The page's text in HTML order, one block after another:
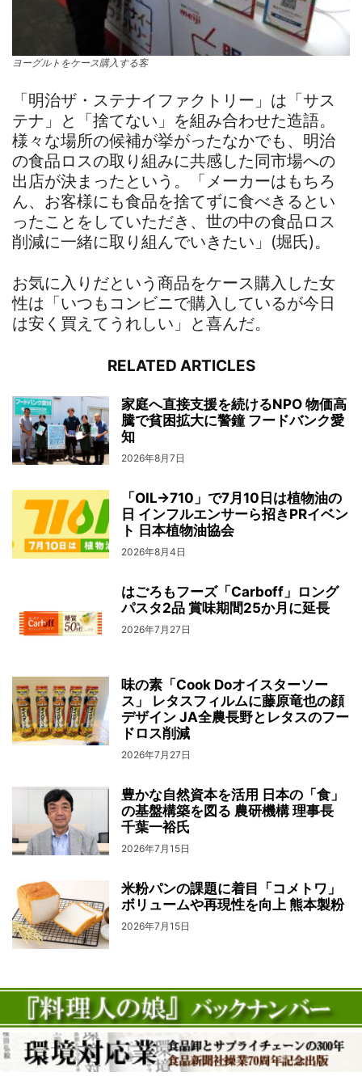
ヨーグルトをケース購入する客
「明治ザ・ステナイファクトリー」は「サス
テナ」と「捨てない」を組み合わせた造語。
様々な場所の候補が挙がったなかでも、明治
の食品ロスの取り組みに共感した同市場への
出店が決まったという。「メーカーはもちろ
ん、お客様にも食品を捨てずに食べきるとい
ったことをしていただき、世の中の食品ロス
削減に一緒に取り組んでいきたい」(堀氏)。
お気に入りだという商品をケース購入した女
性は「いつもコンビニで購入しているが今日
は安く買えてうれしい」と喜んだ。
RELATED ARTICLES
家庭へ直接支援を続けるNPO 物価高
騰で貧困拡大に警鐘 フードバンク愛
知
2026年8月7日
「OIL→710」で7月10日は植物油の
日 インフルエンサーら招きPRイベン
ト 日本植物油協会
2026年8月4日
はごろもフーズ「Carboff」ロング
パスタ2品 賞味期間25か月に延長
2026年7月27日
味の素「Cook Doオイスターソー
ス」 レタスフィルムに藤原⻯也の顔
デザイン JA全農⻑野とレタスのフー
ドロス削減
2026年7月27日
豊かな自然資本を活用 日本の「食」
の基盤構築を図る 農研機構 理事長
千葉一裕氏
2026年7月15日
米粉パンの課題に着目「コメトワ」
ボリュームや再現性を向上 熊本製粉
2026年7月15日